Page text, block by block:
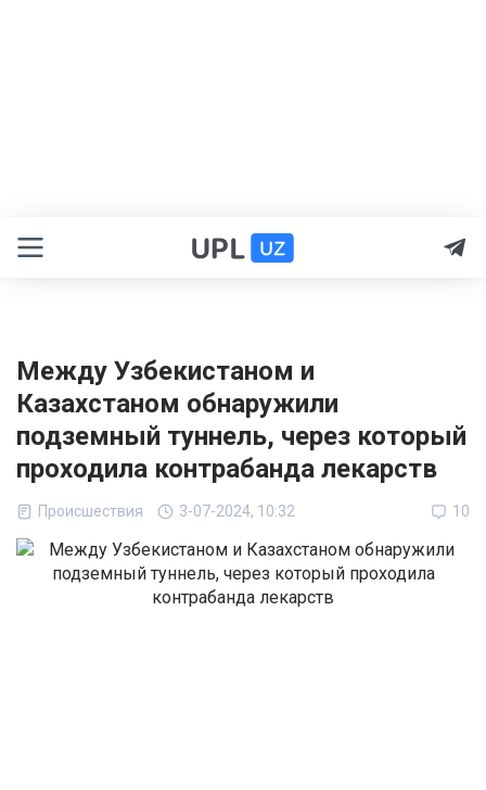
Между Узбекистаном и
Казахстаном обнаружили
подземный туннель, через который
проходила контрабанда лекарств
Происшествия 3-07-2024, 10:32 10